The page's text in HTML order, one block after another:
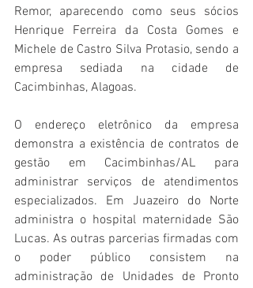
Remor, aparecendo como seus sócios
Henrique Ferreira da Costa Gomes e
Michele de Castro Silva Protasio, sendo a
empresa sediada na cidade de
Cacimbinhas, Alagoas.
O endereço eletrônico da empresa
demonstra a existência de contratos de
gestão em Cacimbinhas/AL para
administrar serviços de atendimentos
especializados. Em Juazeiro do Norte
administra o hospital maternidade São
Lucas. As outras parcerias firmadas com
o poder público consistem na
administração de Unidades de Pronto